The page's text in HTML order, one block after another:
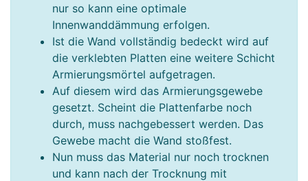
nur so kann eine optimale
Innenwanddämmung erfolgen.
Ist die Wand vollständig bedeckt wird auf
die verklebten Platten eine weitere Schicht
Armierungsmörtel aufgetragen.
Auf diesem wird das Armierungsgewebe
gesetzt. Scheint die Plattenfarbe noch
durch, muss nachgebessert werden. Das
Gewebe macht die Wand stoßfest.
Nun muss das Material nur noch trocknen
und kann nach der Trocknung mit